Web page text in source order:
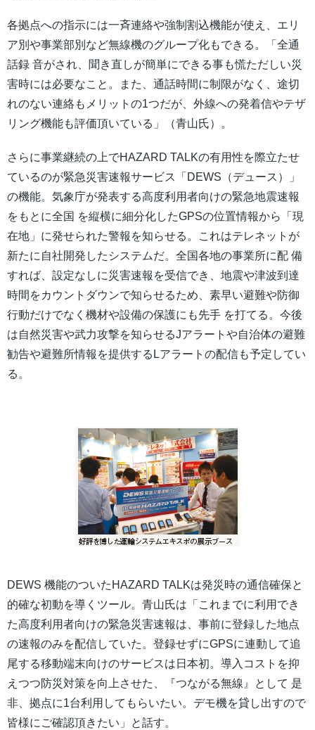
各拠点への指示には一斉連絡や強制割込機能が使え、エリ
ア別や事業部別など無線機のグループ化もできる。「全通
話録 音がされ、聞き直しが簡単にできる事も慌ただしい災
害時には必要なこと。また、通話時間に制限がなく、途切
れのない連絡もメリットの1つだが、外線への発着信やテザ
リング機能も評価頂いている」（青山氏）。
さらに事業継続の上でHAZARD TALKの有用性を際立たせ
ているのが緊急災害速報サービス「DEWS（デュース）」
の機能。気象庁が発表する高度利用者向けの緊急地震速報
をもとに全国 を縦横に細分化したGPSの位置情報から「現
在地」に発せられた警報を知らせる。これはテレネットが
新たに自社開発したシステムだ。全国各地の事業所に配 備
すれば、設定なしに災害速報を受信でき、地震や津波到達
時間をカウントダウンで知らせるため、素早い避難や防御
行動だけでなく機材や設備の保護にも先手 を打てる。今後
は自然災害や武力攻撃を知らせるJアラートや自治体の避難
勧告や避難所情報を提供するLアラートの配信も予定してい
る。
DEWS 機能のついたHAZARD TALKは発災時の通信確保と
的確な初動を導くツール。青山氏は「これまでに利用でき
た高度利用者向けの緊急災害速報は、事前に登録した地点
の速報のみを配信していた。登録せずにGPSに連動して追
尾する移動端末向けのサービスは日本初。導入コストを抑
えつつ防災対策を向上させた、『つながる無線』として 是
非、拠点に1台利用してもらいたい。デモ機を貸し出すので
皆様にご確認頂きたい」と話す。